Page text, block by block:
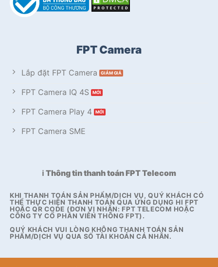
FPT Camera
Lắp đặt FPT Camera
FPT Camera IQ 4S
FPT Camera Play 4
FPT Camera SME
ℹ️ Thông tin thanh toán FPT Telecom
KHI THANH TOÁN SẢN PHẨM/DỊCH VỤ, QUÝ KHÁCH CÓ
THỂ THỰC HIỆN THANH TOÁN QUA ỨNG DỤNG HI FPT
HOẶC QR CODE (ĐƠN VỊ NHẬN: FPT TELECOM HOẶC
CÔNG TY CỔ PHẦN VIỄN THÔNG FPT).
QUÝ KHÁCH VUI LÒNG KHÔNG THANH TOÁN SẢN
PHẨM/DỊCH VỤ QUA SỐ TÀI KHOẢN CÁ NHÂN.